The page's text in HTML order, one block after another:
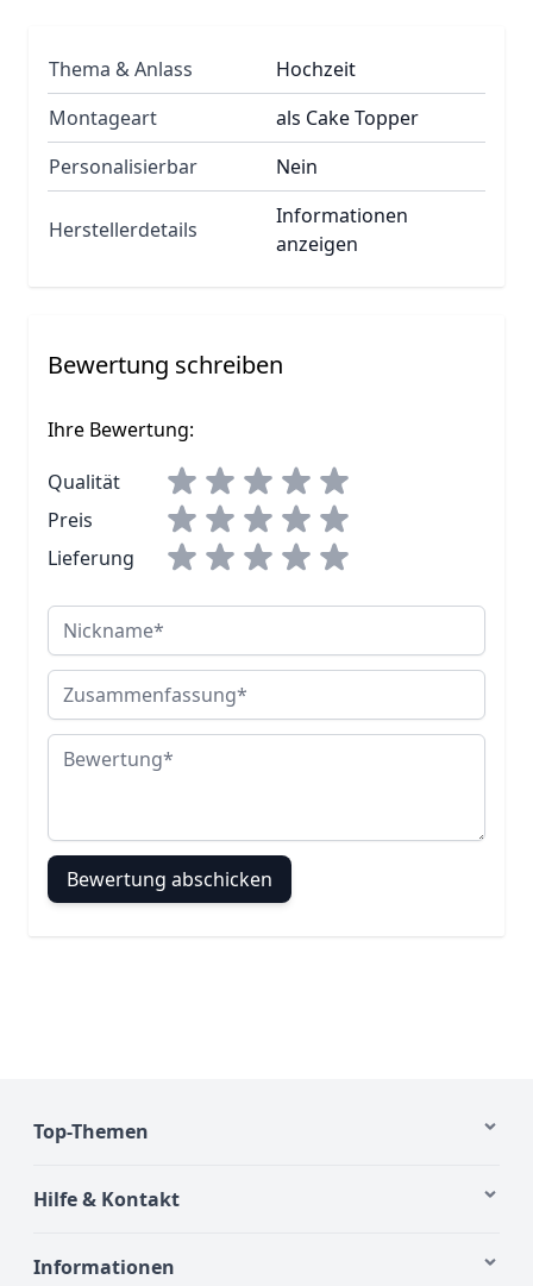
Thema & Anlass
Hochzeit
Montageart
als Cake Topper
Personalisierbar
Nein
Herstellerdetails
Informationen
anzeigen
Bewertung schreiben
Ihre Bewertung:
Qualität
Preis
Lieferung
Nickname
Zusammenfassung
Bewertung
Bewertung abschicken
Top-Themen
Hilfe & Kontakt
Informationen